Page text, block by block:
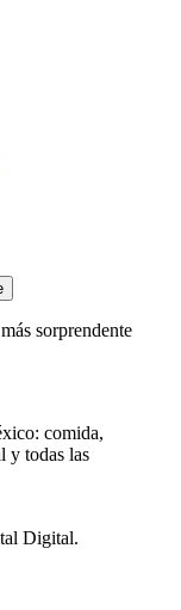
sorprendente
comida,
y todas las
Digital.